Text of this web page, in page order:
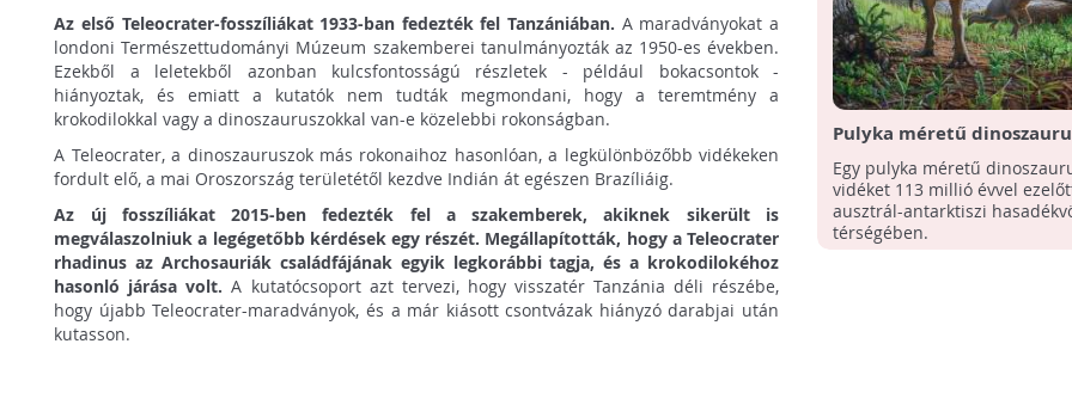
Az első Teleocrater-fosszíliákat 1933-ban fedezték fel Tanzániában. A maradványokat a
londoni Természettudományi Múzeum szakemberei tanulmányozták az 1950-es években.
Ezekből a leletekből azonban kulcsfontosságú részletek - például bokacsontok -
hiányoztak, és emiatt a kutatók nem tudták megmondani, hogy a teremtmény a
krokodilokkal vagy a dinoszauruszokkal van-e közelebbi rokonságban.
A Teleocrater, a dinoszauruszok más rokonaihoz hasonlóan, a legkülönbözőbb vidékeken
fordult elő, a mai Oroszország területétől kezdve Indián át egészen Brazíliáig.
Az új fosszíliákat 2015-ben fedezték fel a szakemberek, akiknek sikerült is
megválaszolniuk a legégetőbb kérdések egy részét. Megállapították, hogy a Teleocrater
rhadinus az Archosauriák családfájának egyik legkorábbi tagja, és a krokodilokéhoz
hasonló járása volt.A kutatócsoport azt tervezi, hogy visszatér Tanzánia déli részébe,
hogy újabb Teleocrater-maradványok, és a már kiásott csontvázak hiányzó darabjai után
kutasson.
Pulyka méretű
vidéket egykor Ausztrália
Antarktika között
Egy pulyka méretű
vidéket 113 millió évvel
ausztrál-antarktiszi
térségében.